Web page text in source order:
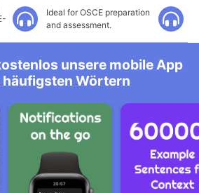
Ideal for OSCE preparation
and assessment.
unsere mobile App
häufigsten Wörtern